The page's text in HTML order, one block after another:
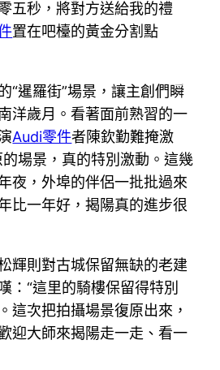
五秒，將對方送給我的禮
置在吧檯的黃金分割點
“暹羅街”場景，讓主創們瞬
洋歲月。看著面前熟習的一
Audi零件者陳欽勤難掩激
場景，真的特別激動。這幾
夜，外埠的伴侶一批批過來
比一年好，揭陽真的進步很
輝則對古城保留無缺的老建
：“這里的騎樓保留得特別
這次把拍攝場景復原出來，
迎大師來揭陽走一走、看一